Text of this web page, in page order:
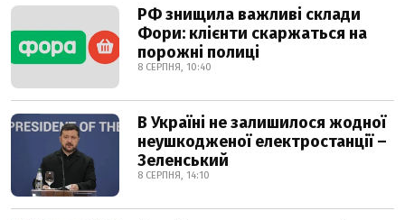
РФ знищила важливі склади
Фори: клієнти скаржаться на
порожні полиці
8 СЕРПНЯ, 10:40
В Україні не залишилося жодної
неушкодженої електростанції –
Зеленський
8 СЕРПНЯ, 14:10